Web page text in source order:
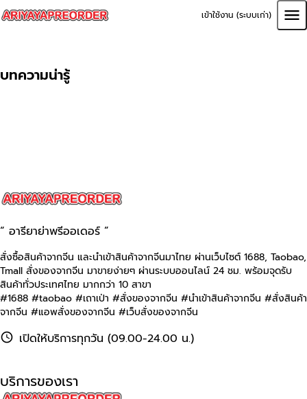
เข้าใช้งาน (ระบบเก่า)
บทความน่ารู้
“ อารียาย่าพรีออเดอร์ ”
สั่งซื้อสินค้าจากจีน และนำเข้าสินค้าจากจีนมาไทย ผ่านเว็บไซต์ 1688, Taobao,
Tmall สั่งของจากจีน มาขายง่ายๆ ผ่านระบบออนไลน์ 24 ชม. พร้อมจุดรับ
สินค้าทั่วประเทศไทย มากกว่า 10 สาขา
#1688 #taobao #เถาเป่า #สั่งของจากจีน #นําเข้าสินค้าจากจีน #สั่งสินค้า
จากจีน #แอพสั่งของจากจีน #เว็บสั่งของจากจีน
เปิดให้บริการทุกวัน (09.00-24.00 น.)
บริการของเรา